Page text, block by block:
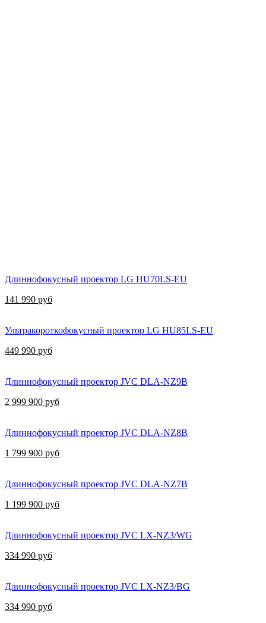
Длиннофокусный проектор LG HU70LS-EU
141 990 руб
Ультракороткофокусный проектор LG HU85LS-EU
449 990 руб
Длиннофокусный проектор JVC DLA-NZ9B
2 999 900 руб
Длиннофокусный проектор JVC DLA-NZ8B
1 799 900 руб
Длиннофокусный проектор JVC DLA-NZ7B
1 199 900 руб
Длиннофокусный проектор JVC LX-NZ3/WG
334 990 руб
Длиннофокусный проектор JVC LX-NZ3/BG
334 990 руб